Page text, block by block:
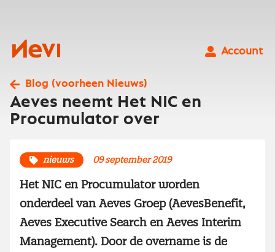
Nevi
Account
Blog (voorheen Nieuws)
Aeves neemt Het NIC en
Procumulator over
nieuws 09 september 2019
Het NIC en Procumulator worden
onderdeel van Aeves Groep (AevesBenefit,
Aeves Executive Search en Aeves Interim
Management). Door de overname is de